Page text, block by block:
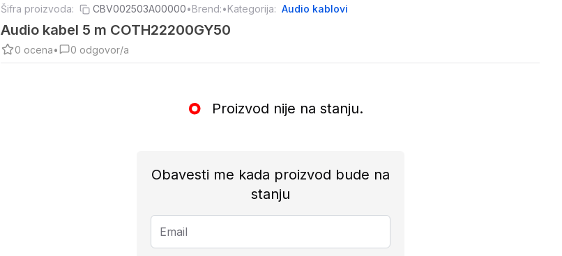
Šifra proizvoda: CBV002503A00000•Brend:•Kategorija: Audio kablovi
Audio kabel 5 m COTH22200GY50
0 ocena• 0 odgovor/a
Proizvod nije na stanju.
Obavesti me kada proizvod bude na
stanju